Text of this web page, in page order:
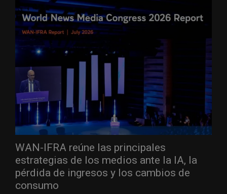
WAN-IFRA reúne las principales
estrategias de los medios ante la IA, la
pérdida de ingresos y los cambios de
consumo